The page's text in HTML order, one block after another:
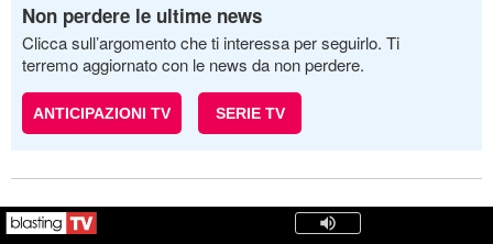
Non perdere le ultime news
Clicca sull’argomento che ti interessa per seguirlo. Ti
terremo aggiornato con le news da non perdere.
ANTICIPAZIONI TV SERIE TV